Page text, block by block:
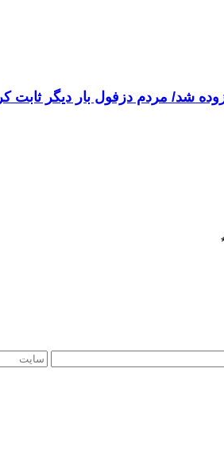
دزفول افزوده شد/ مردم دزفول بار